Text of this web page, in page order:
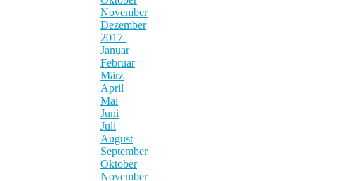
November
Dezember
2017
Januar
Februar
März
April
Mai
Juni
Juli
August
September
Oktober
November